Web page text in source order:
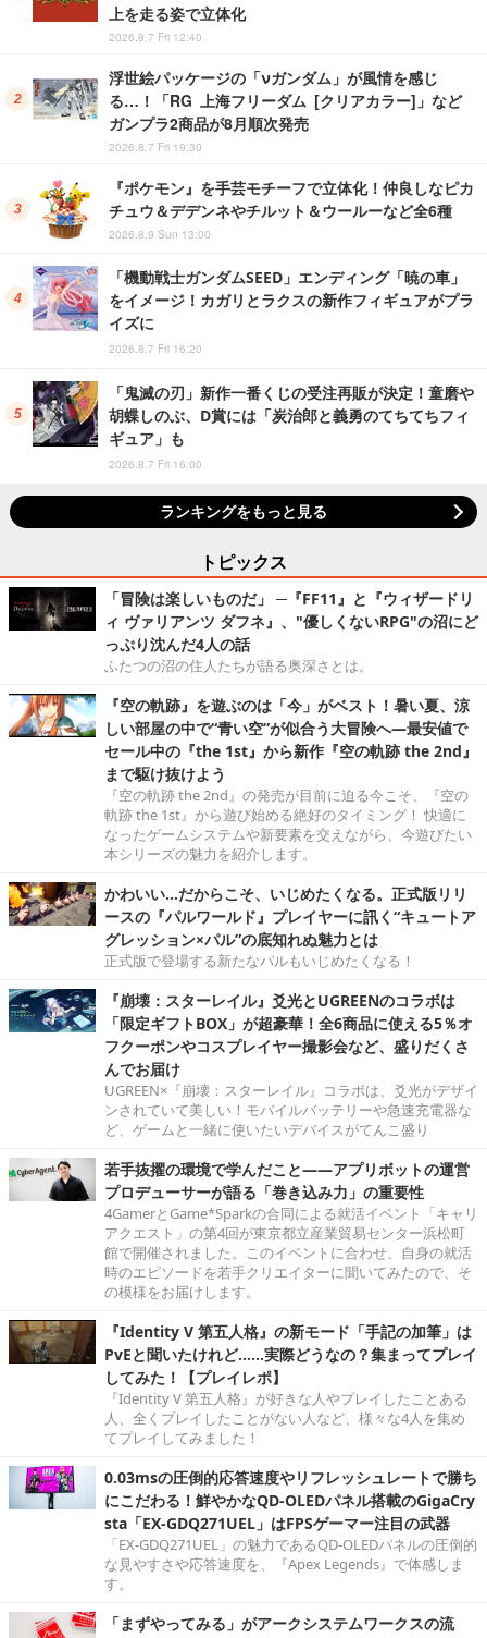
上を走る姿で立体化
2026.8.7 Fri 12:40
浮世絵パッケージの「νガンダム」が風情を感じ
る…！「RG 上海フリーダム [クリアカラー]」など
ガンプラ2商品が8月順次発売
2026.8.7 Fri 19:30
『ポケモン』を手芸モチーフで立体化！仲良しなピカ
チュウ＆デデンネやチルット＆ウールーなど全6種
2026.8.9 Sun 13:00
「機動戦士ガンダムSEED」エンディング「暁の車」
をイメージ！カガリとラクスの新作フィギュアがプラ
イズに
2026.8.7 Fri 16:20
「鬼滅の刃」新作一番くじの受注再販が決定！童磨や
胡蝶しのぶ、D賞には「炭治郎と義勇のてちてちフィ
ギュア」も
2026.8.7 Fri 16:00
ランキングをもっと見る
トピックス
「冒険は楽しいものだ」 ─『FF11』と『ウィザードリ
ィ ヴァリアンツ ダフネ』、"優しくないRPG"の沼にど
っぷり沈んだ4人の話
ふたつの沼の住人たちが語る奥深さとは。
『空の軌跡』を遊ぶのは「今」がベスト！暑い夏、涼
しい部屋の中で“青い空”が似合う大冒険へ―最安値で
セール中の『the 1st』から新作『空の軌跡 the 2nd』
まで駆け抜けよう
『空の軌跡 the 2nd』の発売が目前に迫る今こそ、『空の
軌跡 the 1st』から遊び始める絶好のタイミング！ 快適に
なったゲームシステムや新要素を交えながら、今遊びたい
本シリーズの魅力を紹介します。
かわいい…だからこそ、いじめたくなる。正式版リリ
ースの『パルワールド』プレイヤーに訊く“キュートア
グレッション×パル”の底知れぬ魅力とは
正式版で登場する新たなパルもいじめたくなる！
『崩壊：スターレイル』爻光とUGREENのコラボは
「限定ギフトBOX」が超豪華！全6商品に使える5％オ
フクーポンやコスプレイヤー撮影会など、盛りだくさ
んでお届け
UGREEN×『崩壊：スターレイル』コラボは、爻光がデザイ
ンされていて美しい！モバイルバッテリーや急速充電器な
ど、ゲームと一緒に使いたいデバイスがてんこ盛り
若手抜擢の環境で学んだこと――アプリボットの運営
プロデューサーが語る「巻き込み力」の重要性
4GamerとGame*Sparkの合同による就活イベント「キャリ
アクエスト」の第4回が東京都立産業貿易センター浜松町
館で開催されました。このイベントに合わせ、自身の就活
時のエピソードを若手クリエイターに聞いてみたので、そ
の模様をお届けします。
『Identity V 第五人格』の新モード「手記の加筆」は
PvEと聞いたけれど……実際どうなの？集まってプレイ
してみた！【プレイレポ】
『Identity V 第五人格』が好きな人やプレイしたことある
人、全くプレイしたことがない人など、様々な4人を集め
てプレイしてみました！
0.03msの圧倒的応答速度やリフレッシュレートで勝ち
にこだわる！鮮やかなQD-OLEDパネル搭載のGigaCry
sta「EX-GDQ271UEL」はFPSゲーマー注目の武器
「EX-GDQ271UEL」の魅力であるQD-OLEDパネルの圧倒的
な見やすさや応答速度を、『Apex Legends』で体感しま
す。
「まずやってみる」がアークシステムワークスの流